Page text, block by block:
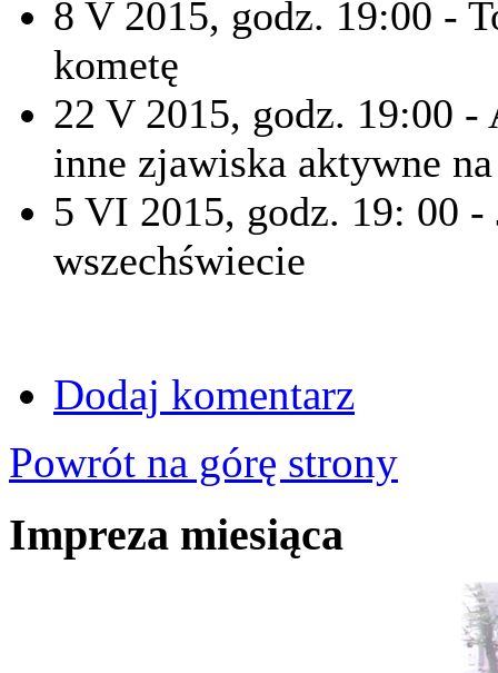
8 V 2015, godz. 19:00 -
kometę
22 V 2015, godz. 19:00
inne zjawiska aktywne na
5 VI 2015, godz. 19: 00
wszechświecie
Dodaj komentarz
Powrót na górę strony
Impreza miesiąca